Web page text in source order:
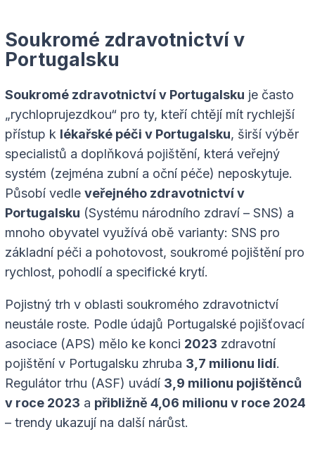
Soukromé zdravotnictví v
Portugalsku
Soukromé zdravotnictví v Portugalsku je často
„rychloprujezdkou“ pro ty, kteří chtějí mít rychlejší
přístup k lékařské péči v Portugalsku, širší výběr
specialistů a doplňková pojištění, která veřejný
systém (zejména zubní a oční péče) neposkytuje.
Působí vedle veřejného zdravotnictví v
Portugalsku (Systému národního zdraví – SNS) a
mnoho obyvatel využívá obě varianty: SNS pro
základní péči a pohotovost, soukromé pojištění pro
rychlost, pohodlí a specifické krytí.
Pojistný trh v oblasti soukromého zdravotnictví
neustále roste. Podle údajů Portugalské pojišťovací
asociace (APS) mělo ke konci 2023 zdravotní
pojištění v Portugalsku zhruba 3,7 milionu lidí.
Regulátor trhu (ASF) uvádí 3,9 milionu pojištěnců
v roce 2023 a přibližně 4,06 milionu v roce 2024
– trendy ukazují na další nárůst.